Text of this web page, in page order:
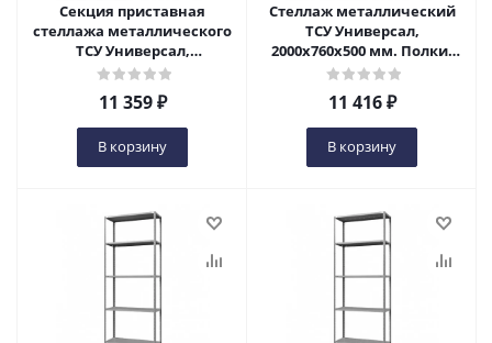
Секция приставная
стеллажа металлического
ТСУ Универсал,
2000x760x800 мм. Полки:
метал. усил. 4 шт. в Пензе
11 359₽
В корзину
Стеллаж металлический
ТСУ Универсал,
2000x760x500 мм. Полки:
метал. 4 шт. в Пензе
11 416₽
В корзину